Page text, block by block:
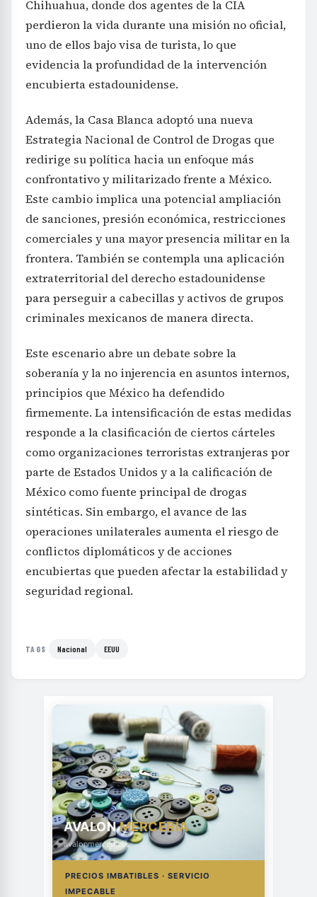
Chihuahua, donde dos agentes de la CIA
perdieron la vida durante una misión no oficial,
uno de ellos bajo visa de turista, lo que
evidencia la profundidad de la intervención
encubierta estadounidense.
Además, la Casa Blanca adoptó una nueva
Estrategia Nacional de Control de Drogas que
redirige su política hacia un enfoque más
confrontativo y militarizado frente a México.
Este cambio implica una potencial ampliación
de sanciones, presión económica, restricciones
comerciales y una mayor presencia militar en la
frontera. También se contempla una aplicación
extraterritorial del derecho estadounidense
para perseguir a cabecillas y activos de grupos
criminales mexicanos de manera directa.
Este escenario abre un debate sobre la
soberanía y la no injerencia en asuntos internos,
principios que México ha defendido
firmemente. La intensificación de estas medidas
responde a la clasificación de ciertos cárteles
como organizaciones terroristas extranjeras por
parte de Estados Unidos y a la calificación de
México como fuente principal de drogas
sintéticas. Sin embargo, el avance de las
operaciones unilaterales aumenta el riesgo de
conflictos diplomáticos y de acciones
encubiertas que pueden afectar la estabilidad y
seguridad regional.
TAGS Nacional EEUU
AVALONMERCERÍA
avalonmerceria.es
PRECIOS IMBATIBLES · SERVICIO
IMPECABLE